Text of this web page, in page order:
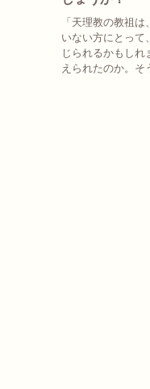
「天理教の教祖
いない方にとって
じられるかもし
えられたのか。そ